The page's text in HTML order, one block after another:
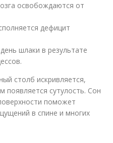
освобождаются от
дефицит
шлаки в результате
столб искривляется,
появляется сутулость. Сон
поможет
в спине и многих